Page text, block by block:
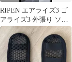
RIPEN エアライズ3 ゴ
アライズ3 外張り ソト
バリ 冬用フライシート